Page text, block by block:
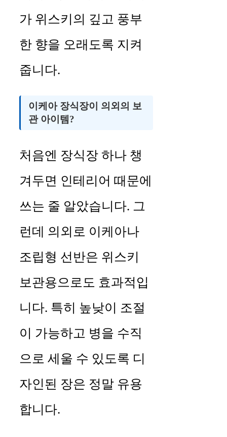
가 위스키의 깊고 풍부
한 향을 오래도록 지켜
줍니다.
이케아 장식장이 의외의 보
관 아이템?
처음엔 장식장 하나 챙
겨두면 인테리어 때문에
쓰는 줄 알았습니다. 그
런데 의외로 이케아나
조립형 선반은 위스키
보관용으로도 효과적입
니다. 특히 높낮이 조절
이 가능하고 병을 수직
으로 세울 수 있도록 디
자인된 장은 정말 유용
합니다.